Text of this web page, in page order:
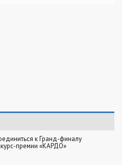
к Гранд-финалу
премии «КАРДО»